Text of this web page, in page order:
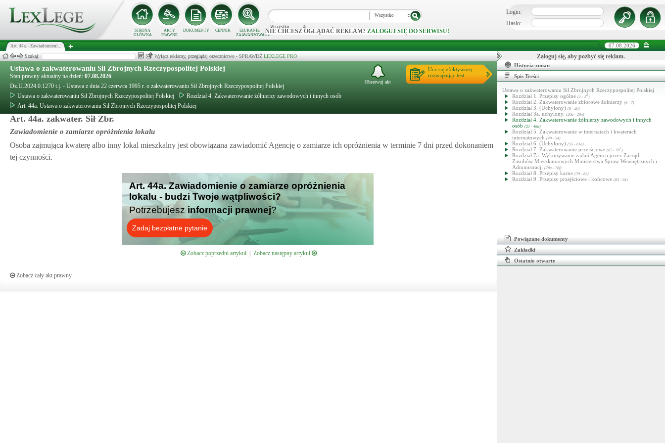
STRONA
GŁÓWNA
AKTY
PRAWNE
DOKUMENTY CENNIK
SZUKANIE
ZAAWANSOWANE
Wszystko
Wszystko
NIE CHCESZ OGLĄDAĆ REKLAM? ZALOGUJ SIĘ DO SERWISU!
Login:
Hasło:
Art. 44a. - Zawiadomieni... 07.08.2026
Szukaj: Wyłącz reklamy, przeglądaj orzecznictwo - SPRAWDŹ LEXLEGE PRO
Ustawa o zakwaterowaniu Sił Zbrojnych Rzeczypospolitej Polskiej
Stan prawny aktualny na dzień: 07.08.2026
Dz.U.2024.0.1270 t.j. - Ustawa z dnia 22 czerwca 1995 r. o zakwaterowaniu Sił Zbrojnych Rzeczypospolitej Polskiej
Ustawa o zakwaterowaniu Sił Zbrojnych Rzeczypospolitej Polskiej
Rozdział 4. Zakwaterowanie żółnierzy zawodowych i innych osób
Art. 44a. Ustawa o zakwaterowaniu Sił Zbrojnych Rzeczypospolitej Polskiej
Ucz się efektywniej
rozwiązując test
Obserwuj akt
Art. 44a. zakwater. Sił Zbr.
Zawiadomienie o zamiarze opróżnienia lokalu
Osoba zajmująca kwaterę albo inny lokal mieszkalny jest obowiązana zawiadomić Agencję o zamiarze ich opróżnienia w terminie 7 dni przed dokonaniem
tej czynności.
Art. 44a. Zawiadomienie o zamiarze opróżnienia
lokalu - budzi Twoje wątpliwości?
Potrzebujesz informacji prawnej?
Zadaj bezpłatne pytanie
Zobacz poprzedni artykuł| Zobacz następny artykuł
Zobacz cały akt prawny
Zaloguj się, aby pozbyć się reklam.
Historia zmian
Spis Treści
Ustawa o zakwaterowaniu Sił Zbrojnych Rzeczypospolitej Polskiej
Rozdział 1. Przepisy ogólne (1 - 52)
Rozdział 2. Zakwaterowanie zbiorowe żołnierzy (6 - 7)
Rozdział 3. (Uchylony) (8 - 20)
Rozdział 3a. uchylony. (20a - 20n)
Rozdział 4. Zakwaterowanie żółnierzy zawodowych i innych
osób (21 - 48d)
Rozdział 5. Zakwaterowanie w internatach i kwaterach
internatowych (49 - 54)
Rozdział 6. (Uchylony) (55 - 61a)
Rozdział 7. Zakwaterowanie przejściowe (62 - 781 )
Rozdział 7a. Wykonywanie zadań Agencji przez Zarząd
Zasobów Mieszkaniowych Ministerstwa Spraw Wewnętrznych i
Administracji (78a - 78f)
Rozdział 8. Przepisy karne (79 - 82)
Rozdział 9. Przepisy przejściowe i końcowe (83 - 94)
Powiązane dokumenty
Zakładki
Ostatnio otwarte